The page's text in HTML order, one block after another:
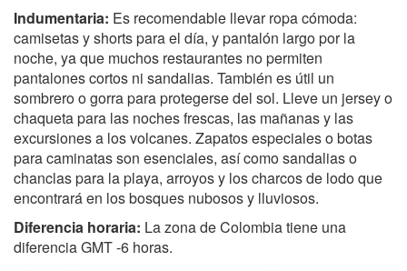
Indumentaria: Es recomendable llevar ropa cómoda:
camisetas y shorts para el día, y pantalón largo por la
noche, ya que muchos restaurantes no permiten
pantalones cortos ni sandalias. También es útil un
sombrero o gorra para protegerse del sol. Lleve un jersey o
chaqueta para las noches frescas, las mañanas y las
excursiones a los volcanes. Zapatos especiales o botas
para caminatas son esenciales, así como sandalias o
chanclas para la playa, arroyos y los charcos de lodo que
encontrará en los bosques nubosos y lluviosos.
Diferencia horaria: La zona de Colombia tiene una
diferencia GMT -6 horas.